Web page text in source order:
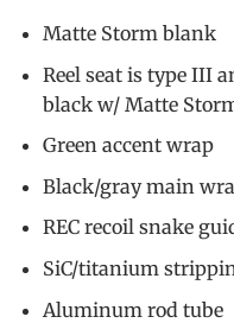
Matte Storm blank
Reel seat is type III
black w/ Matte
Green accent wrap
Black/gray main
REC recoil snake
SiC/titanium
Aluminum rod tube